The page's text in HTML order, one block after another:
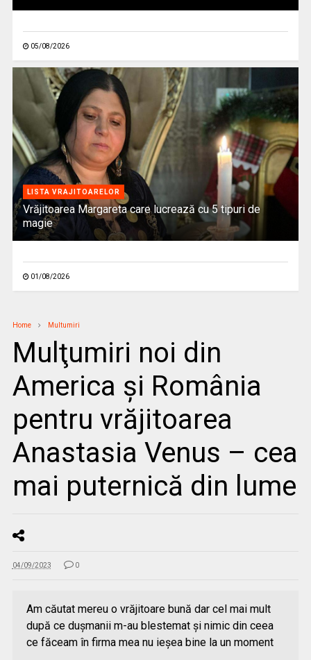
05/08/2026
LISTA VRAJITOARELOR
Vrăjitoarea Margareta care lucrează cu 5 tipuri de
magie
01/08/2026
Home Multumiri
Mulţumiri noi din
America și România
pentru vrăjitoarea
Anastasia Venus – cea
mai puternică din lume
04/09/2023 0
Am căutat mereu o vrăjitoare bună dar cel mai mult
după ce duşmanii m-au blestemat şi nimic din ceea
ce făceam în firma mea nu ieşea bine la un moment